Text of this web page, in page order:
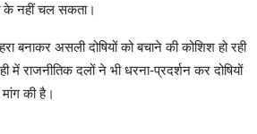
के नहीं चल सकता।
बनाकर असली दोषियों को बचाने की कोशिश हो रही
राजनीतिक दलों ने भी धरना-प्रदर्शन कर दोषियों
की है।